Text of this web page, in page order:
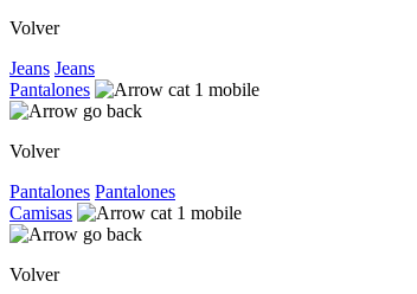
Volver
Jeans Jeans
Pantalones
Volver
Pantalones Pantalones
Camisas
Volver